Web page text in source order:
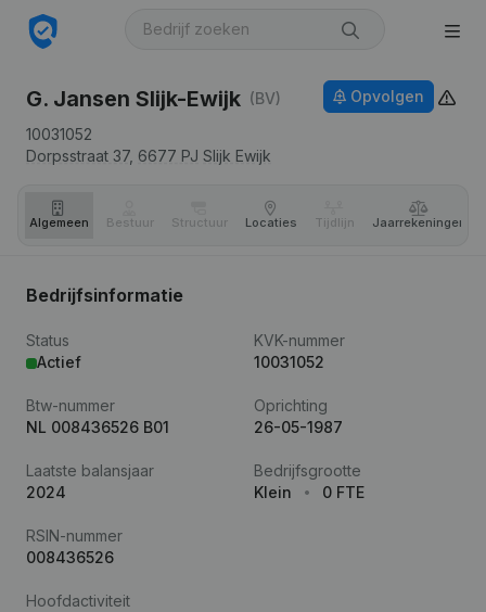
G. Jansen Slijk-Ewijk (BV)
10031052
Dorpsstraat 37, 6677 PJ Slijk Ewijk
Opvolgen
Algemeen Bestuur Structuur Locaties Tijdlijn Jaar­rekeningen
Bedrijfsinformatie
Status
Actief
KVK-nummer
10031052
Btw-nummer
NL 008436526 B01
Oprichting
26-05-1987
Laatste balansjaar
2024
Bedrijfsgrootte
Klein
0 FTE
RSIN-nummer
008436526
Hoofdactiviteit